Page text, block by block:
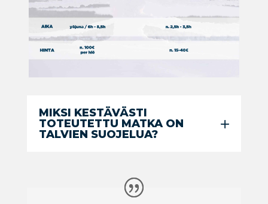
MIKSI KESTÄVÄSTI
TOTEUTETTU MATKA ON
TALVIEN SUOJELUA?